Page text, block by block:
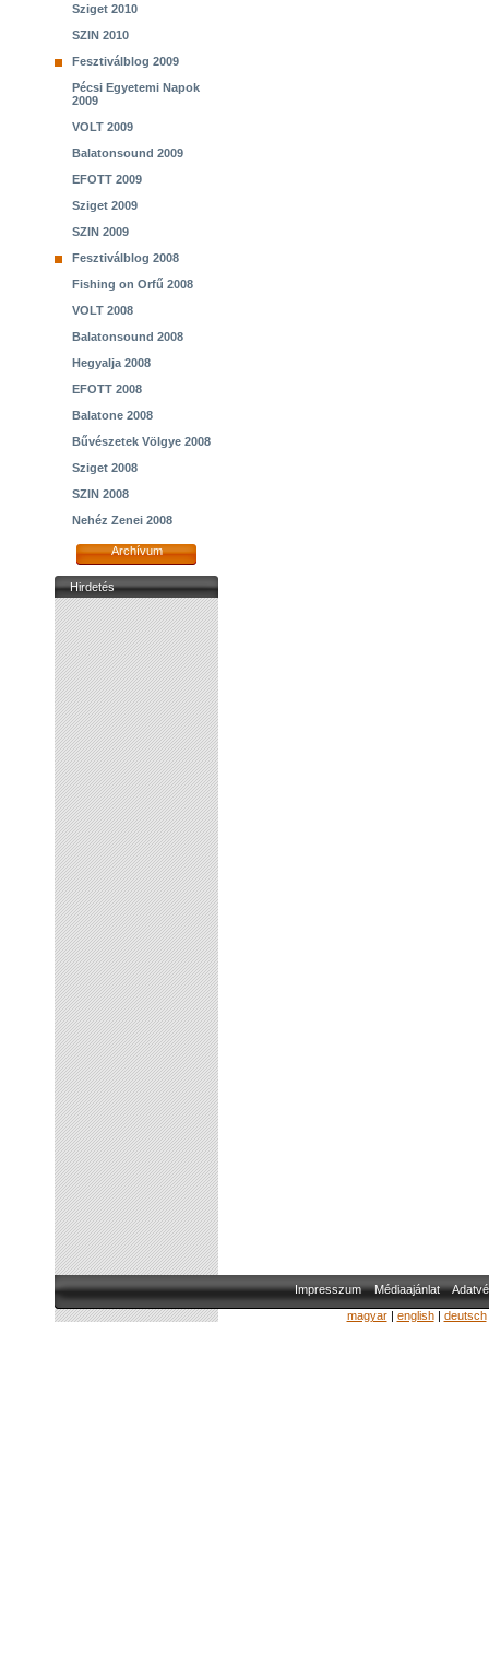
Sziget 2010
SZIN 2010
Fesztiválblog 2009
Pécsi Egyetemi Napok
2009
VOLT 2009
Balatonsound 2009
EFOTT 2009
Sziget 2009
SZIN 2009
Fesztiválblog 2008
Fishing on Orfű 2008
VOLT 2008
Balatonsound 2008
Hegyalja 2008
EFOTT 2008
Balatone 2008
Bűvészetek Völgye 2008
Sziget 2008
SZIN 2008
Nehéz Zenei 2008
Archívum
Hirdetés
Impresszum Médiaajánlat
magyar| english| deutsch